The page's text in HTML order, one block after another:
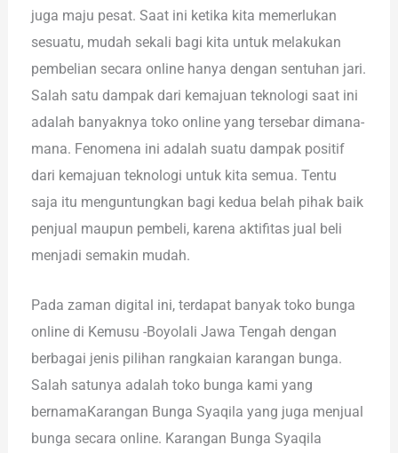
juga maju pesat. Saat ini ketika kita memerlukan
sesuatu, mudah sekali bagi kita untuk melakukan
pembelian secara online hanya dengan sentuhan jari.
Salah satu dampak dari kemajuan teknologi saat ini
adalah banyaknya toko online yang tersebar dimana-
mana. Fenomena ini adalah suatu dampak positif
dari kemajuan teknologi untuk kita semua. Tentu
saja itu menguntungkan bagi kedua belah pihak baik
penjual maupun pembeli, karena aktifitas jual beli
menjadi semakin mudah.
Pada zaman digital ini, terdapat banyak toko bunga
online di Kemusu -Boyolali Jawa Tengah dengan
berbagai jenis pilihan rangkaian karangan bunga.
Salah satunya adalah toko bunga kami yang
bernamaKarangan Bunga Syaqila yang juga menjual
bunga secara online. Karangan Bunga Syaqila